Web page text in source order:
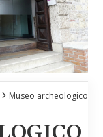
Museo archeologico